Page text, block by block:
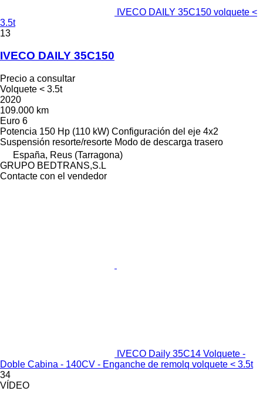
IVECO DAILY 35C150 volquete <
3.5t
13
IVECO DAILY 35C150
Precio a consultar
Volquete < 3.5t
2020
109.000 km
Euro 6
Potencia 150 Hp (110 kW) Configuración del eje 4x2
Suspensión resorte/resorte Modo de descarga trasero
España, Reus (Tarragona)
GRUPO BEDTRANS,S.L
Contacte con el vendedor
IVECO Daily 35C14 Volquete -
Doble Cabina - 140CV - Enganche de remolq volquete < 3.5t
34
VÍDEO